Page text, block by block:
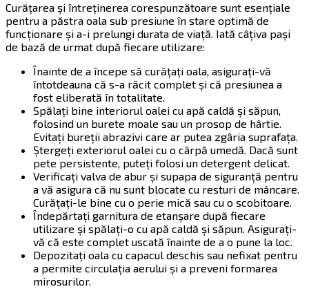
Curățarea și întreținerea corespunzătoare sunt esențiale
pentru a păstra oala sub presiune în stare optimă de
funcționare și a-i prelungi durata de viață. Iată câțiva pași
de bază de urmat după fiecare utilizare:
Înainte de a începe să curățați oala, asigurați-vă
întotdeauna că s-a răcit complet și că presiunea a
fost eliberată în totalitate.
Spălați bine interiorul oalei cu apă caldă și săpun,
folosind un burete moale sau un prosop de hârtie.
Evitați bureții abrazivi care ar putea zgâria suprafața.
Ștergeți exteriorul oalei cu o cârpă umedă. Dacă sunt
pete persistente, puteți folosi un detergent delicat.
Verificați valva de abur și supapa de siguranță pentru
a vă asigura că nu sunt blocate cu resturi de mâncare.
Curățați-le bine cu o perie mică sau cu o scobitoare.
Îndepărtați garnitura de etanșare după fiecare
utilizare și spălați-o cu apă caldă și săpun. Asigurați-
vă că este complet uscată înainte de a o pune la loc.
Depozitați oala cu capacul deschis sau nefixat pentru
a permite circulația aerului și a preveni formarea
mirosurilor.